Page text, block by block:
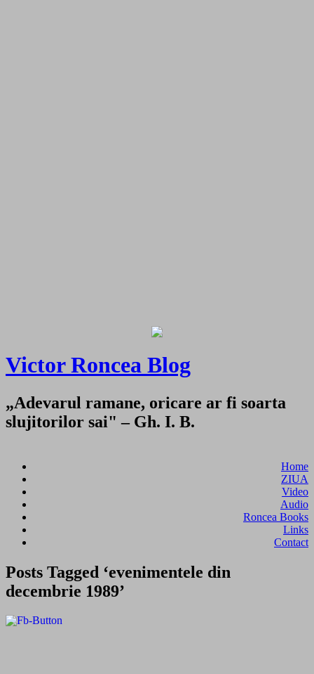
Victor Roncea Blog
„Adevarul ramane, oricare ar fi soarta
slujitorilor sai" – Gh. I. B.
Home
ZIUA
Video
Audio
Roncea Books
Links
Contact
Posts Tagged ‘evenimentele din
decembrie 1989’